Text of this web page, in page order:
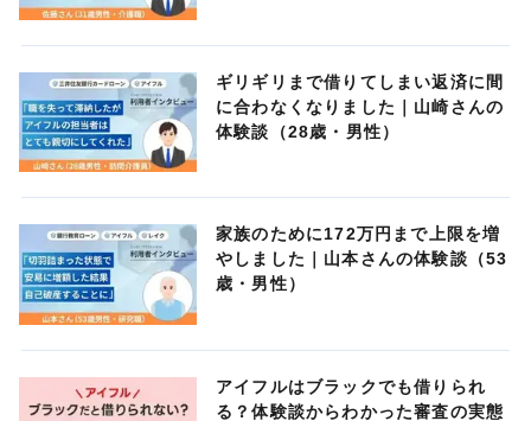
ギリギリまで借りてしまい返済に間
に合わなくなりました｜山崎さんの
体験談（28歳・男性）
家族のために172万円まで上限を増
やしました｜山本さんの体験談（53
歳・男性）
アイフルはブラックでも借りられ
る？体験談からわかった審査の実態